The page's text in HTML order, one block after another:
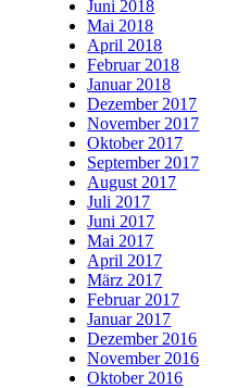
Juni 2018
Mai 2018
April 2018
Februar 2018
Januar 2018
Dezember 2017
November 2017
Oktober 2017
September 2017
August 2017
Juli 2017
Juni 2017
Mai 2017
April 2017
März 2017
Februar 2017
Januar 2017
Dezember 2016
November 2016
Oktober 2016